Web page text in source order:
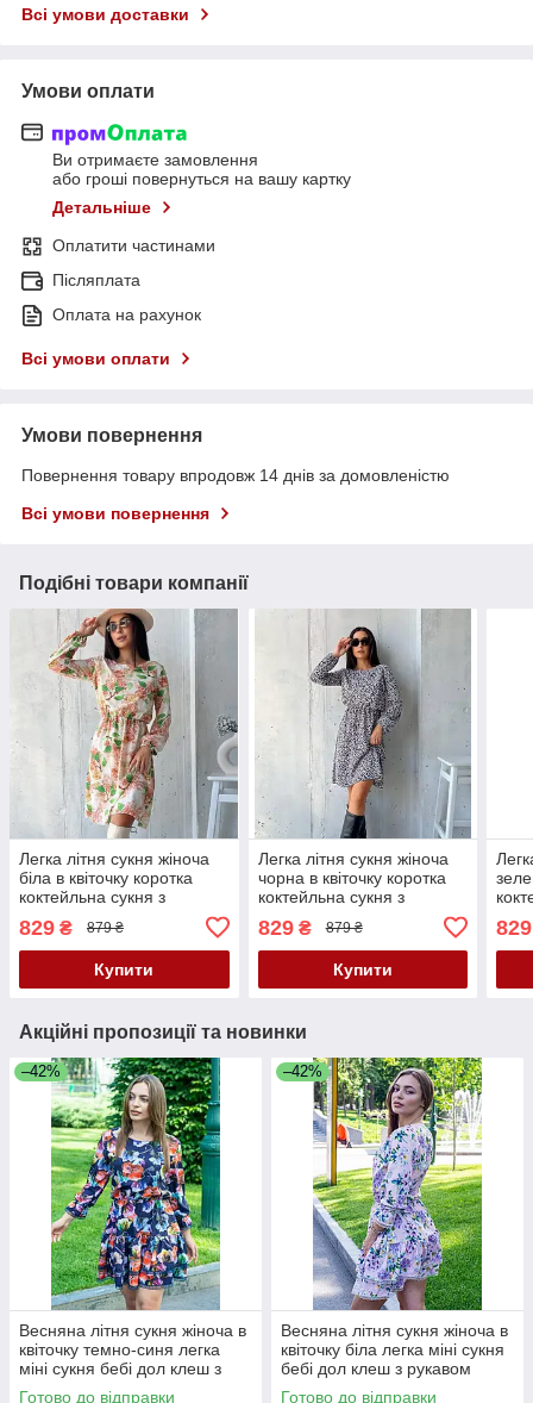
Всі умови доставки
Умови оплати
Ви отримаєте замовлення
або гроші повернуться на вашу картку
Детальніше
Оплатити частинами
Післяплата
Оплата на рахунок
Всі умови оплати
Умови повернення
Повернення товару впродовж 14 днів за домовленістю
Всі умови повернення
Подібні товари компанії
Легка літня сукня жіноча
біла в квіточку коротка
коктейльна сукня з
рукавом вільна сукня на
літо 42-46 48-52 розмір
829 ₴ 879 ₴
Купити
Легка літня сукня жіноча
чорна в квіточку коротка
коктейльна сукня з
рукавом вільна сукня на
літо 42-46 48-52 розмір
829₴ 879 ₴
Купити
829
Акційні пропозиції та новинки
–42%
Весняна літня сукня жіноча в
квіточку темно-синя легка
міні сукня бебі дол клеш з
рукавом сукня 42-46
Готово до відправки
–42%
Весняна літня сукня жіноча в
квіточку біла легка міні сукня
бебі дол клеш з рукавом
сукня літо 42-46
Готово до відправки